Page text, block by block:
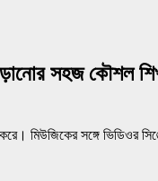
সহজ কৌশল
মিউজিকের সঙ্গে ভিডিওর